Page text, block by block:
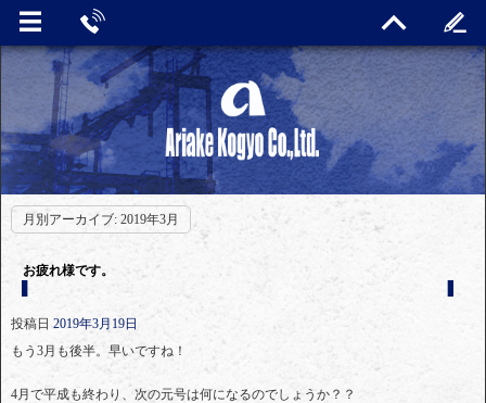
月別アーカイブ: 2019年3月
お疲れ様です。
投稿日 2019年3月19日
もう3月も後半。早いですね！
4月で平成も終わり、次の元号は何になるのでしょうか？？